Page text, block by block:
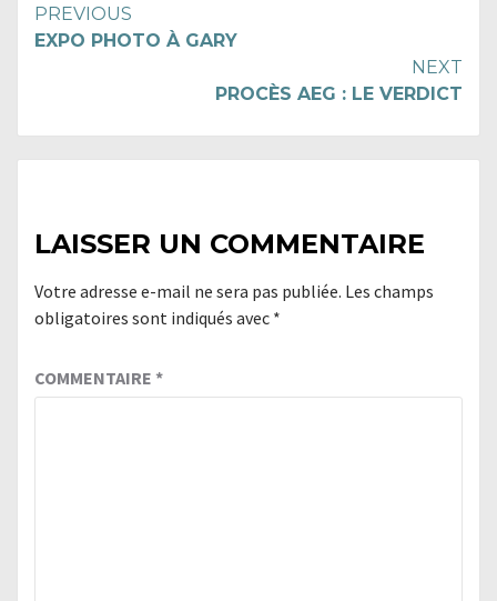
Continue
PREVIOUS
EXPO PHOTO À GARY
NEXT
PROCÈS AEG : LE VERDICT
LAISSER UN COMMENTAIRE
Votre adresse e-mail ne sera pas publiée. Les champs
obligatoires sont indiqués avec *
COMMENTAIRE *